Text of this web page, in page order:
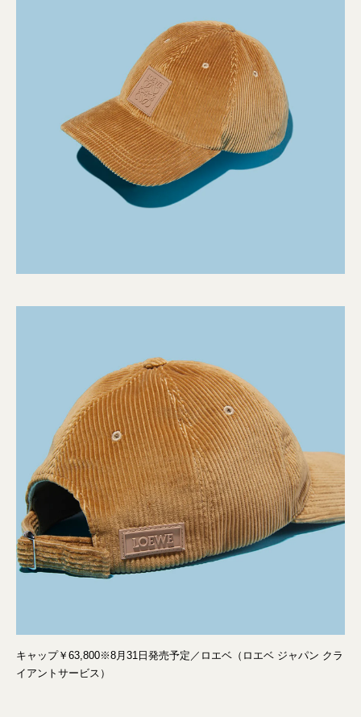
キャップ￥63,800※8月31日発売予定／ロエベ（ロエベ ジャパン クラ
イアントサービス）